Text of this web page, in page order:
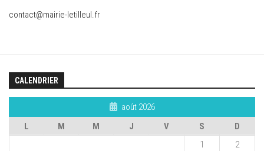
contact@mairie-letilleul.fr
CALENDRIER
août 2026
L
M M J V S
D
1
2